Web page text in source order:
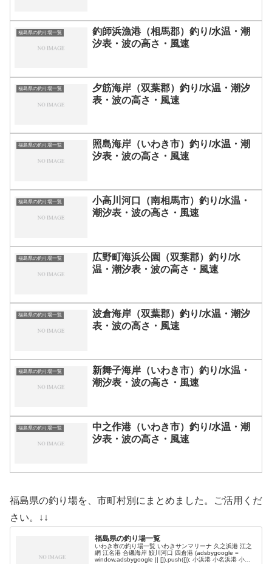
福島県の釣り場一覧
釣師浜漁港（相馬郡）釣り/水温・潮
汐表・波の高さ・風速
福島県の釣り場一覧
夕筋海岸（双葉郡）釣り/水温・潮汐
表・波の高さ・風速
福島県の釣り場一覧
照島海岸（いわき市）釣り/水温・潮
汐表・波の高さ・風速
福島県の釣り場一覧
小高川河口（南相馬市）釣り/水温・
潮汐表・波の高さ・風速
福島県の釣り場一覧
広野町海浜公園（双葉郡）釣り/水
温・潮汐表・波の高さ・風速
福島県の釣り場一覧
波倉海岸（双葉郡）釣り/水温・潮汐
表・波の高さ・風速
福島県の釣り場一覧
新舞子海岸（いわき市）釣り/水温・
潮汐表・波の高さ・風速
福島県の釣り場一覧
中之作港（いわき市）釣り/水温・潮
汐表・波の高さ・風速
福島県の釣り場を、市町村別にまとめました。ご活用くだ
さい。↓↓
福島県の釣り場一覧
いわき市の釣り場一覧 いわきサンマリーナ 久之浜港 江之
網 江名港 合磯海岸 鮫川河口 四倉港 (adsbygoogle =
window.adsbygoogle || []).push({}); 小浜港 小名浜港 小名